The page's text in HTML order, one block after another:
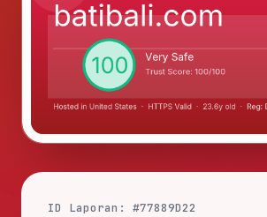
ID Laporan: #77889D22